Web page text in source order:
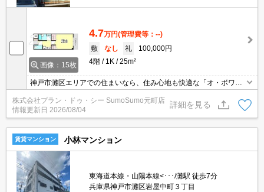
画像：15枚
4.7万円(管理費等：--)
敷
なし 礼
100,000円
4階
1K 25m²
神戸市灘区エリアでの住まいなら、住み心地も快適な「オ・ボワク
レール」はいかがでしょうか。室内設備はCS・CATV・エアコンな
ど豊富に揃っており、過ごしやすいお部屋になっております。知ら
ない人が来た時でも玄関を開けずに顔を確認できるモニター付きイ
ンターホンが付いております。
株式会社プラン・ドゥ・シー SumoSumo元町店
情報更新日 2026/08/04
詳細を見る
賃貸マンション 小林マンション
東海道本線・山陽本線<･･･/灘駅 徒歩7分
兵庫県神戸市灘区岩屋中町３丁目